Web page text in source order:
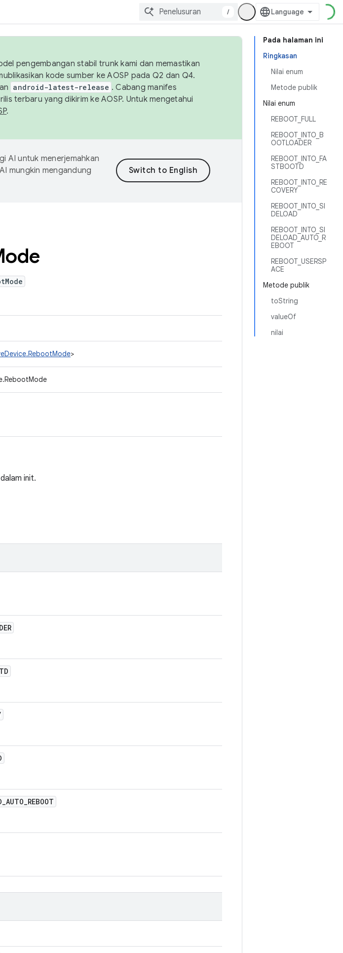
/
Pada halaman ini
Ringkasan
Nilai enum
Metode publik
Nilai enum
REBOOT_FULL
REBOOT_INTO_B
OOTLOADER
REBOOT_INTO_FA
STBOOTD
REBOOT_INTO_RE
COVERY
REBOOT_INTO_SI
DELOAD
REBOOT_INTO_SI
DELOAD_AUTO_R
EBOOT
REBOOT_USERSP
ACE
Metode publik
toString
valueOf
nilai
pengembangan stabil trunk kami dan memastikan
kode sumber ke AOSP pada Q2 dan Q4.
android-latest-release . Cabang manifes
terbaru yang dikirim ke AOSP. Untuk mengetahui
.
AI untuk menerjemahkan
mungkin mengandung
>
init.
_AUTO_REBOOT